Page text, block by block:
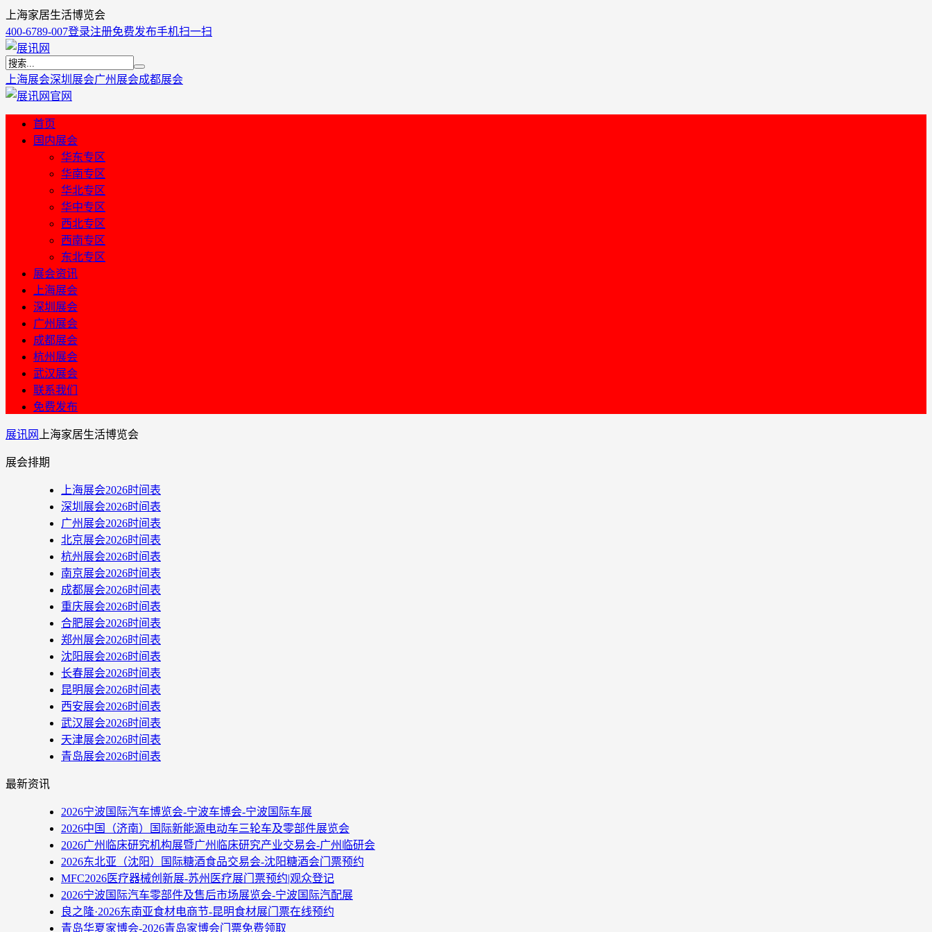
上海家居生活博览会
400-6789-007登录注册免费发布手机扫一扫
上海展会深圳展会广州展会成都展会
首页
国内展会
华东专区
华南专区
华北专区
华中专区
西北专区
西南专区
东北专区
展会资讯
上海展会
深圳展会
广州展会
成都展会
杭州展会
武汉展会
联系我们
免费发布
展讯网 上海家居生活博览会
展会排期
上海展会2026时间表
深圳展会2026时间表
广州展会2026时间表
北京展会2026时间表
杭州展会2026时间表
南京展会2026时间表
成都展会2026时间表
重庆展会2026时间表
合肥展会2026时间表
郑州展会2026时间表
沈阳展会2026时间表
长春展会2026时间表
昆明展会2026时间表
西安展会2026时间表
武汉展会2026时间表
天津展会2026时间表
青岛展会2026时间表
最新资讯
2026宁波国际汽车博览会-宁波车博会-宁波国际车展
2026中国（济南）国际新能源电动车三轮车及零部件展览会
2026广州临床研究机构展暨广州临床研究产业交易会-广州临研会
2026东北亚（沈阳）国际糖酒食品交易会-沈阳糖酒会门票预约
MFC2026医疗器械创新展-苏州医疗展门票预约|观众登记
2026宁波国际汽车零部件及售后市场展览会-宁波国际汽配展
良之隆·2026东南亚食材电商节-昆明食材展门票在线预约
青岛华夏家博会-2026青岛家博会门票免费领取